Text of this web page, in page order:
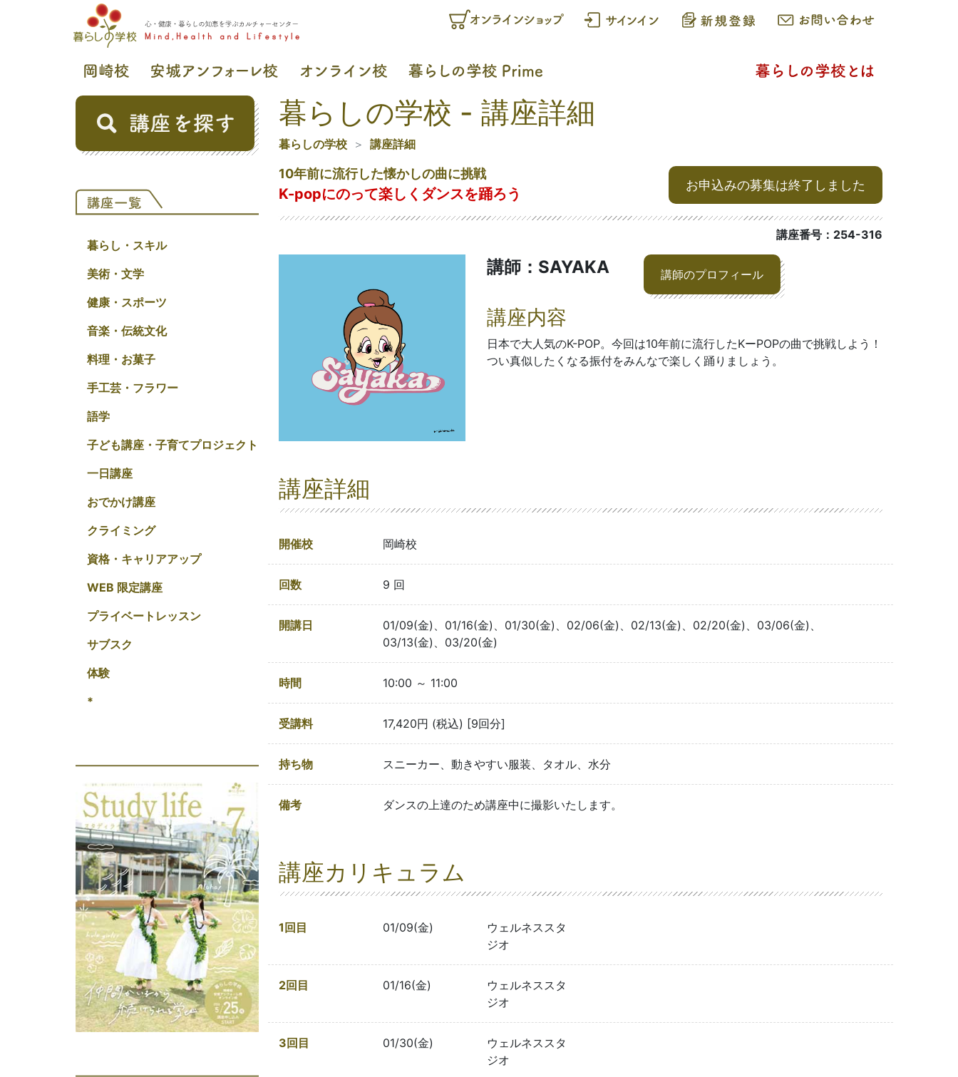
暮らし・スキル
美術・文学
健康・スポーツ
音楽・伝統文化
料理・お菓子
手工芸・フラワー
語学
子ども講座・子育てプロジェクト
一日講座
おでかけ講座
クライミング
資格・キャリアアップ
WEB 限定講座
プライベートレッスン
サブスク
体験
*
暮らしの学校 - 講座詳細
暮らしの学校 講座詳細
10年前に流行した懐かしの曲に挑戦
K-popにのって楽しくダンスを踊ろう
お申込みの募集は終了しました
講座番号：254-316
講師：SAYAKA 講師のプロフィール
講座内容
日本で大人気のK-POP。今回は10年前に流行したKーPOPの曲で挑戦しよう！
つい真似したくなる振付をみんなで楽しく踊りましょう。
講座詳細
開催校 岡崎校
回数 9 回
開講日
01/09(金)、01/16(金)、01/30(金)、02/06(金)、02/13(金)、02/20(金)、03/06(金)、
03/13(金)、03/20(金)
時間 10:00 ～ 11:00
受講料 17,420円 (税込) [9回分]
持ち物 スニーカー、動きやすい服装、タオル、水分
備考 ダンスの上達のため講座中に撮影いたします。
講座カリキュラム
1回目 01/09(金)
ウェルネススタ
ジオ
2回目 01/16(金)
ウェルネススタ
ジオ
3回目 01/30(金)
ウェルネススタ
ジオ